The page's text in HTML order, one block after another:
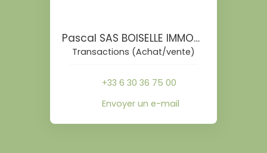
Pascal SAS BOISELLE IMMOBILIER
Transactions (Achat/vente)
+33 6 30 36 75 00
Envoyer un e-mail